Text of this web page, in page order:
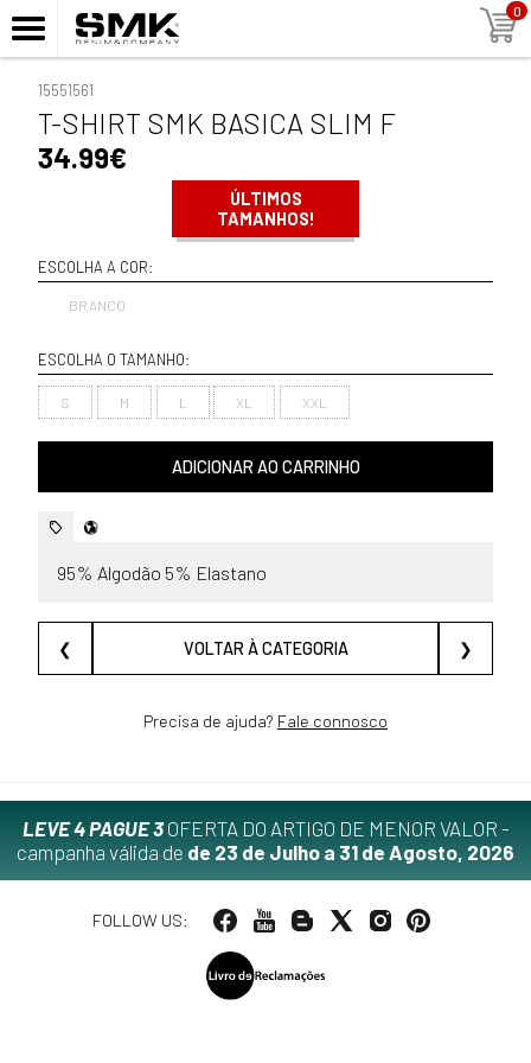
0
15551561
T-SHIRT SMK BASICA SLIM F
34.99€
ÚLTIMOS
TAMANHOS!
ESCOLHA A COR:
BRANCO
ESCOLHA O TAMANHO:
S M L XL XXL
ADICIONAR AO CARRINHO
95% Algodão 5% Elastano
❮ VOLTAR À CATEGORIA ❯
Precisa de ajuda? Fale connosco
LEVE 4 PAGUE 3OFERTA DO ARTIGO DE MENOR VALOR -
campanha válida de de 23 de Julho a 31 de Agosto, 2026
FOLLOW US: